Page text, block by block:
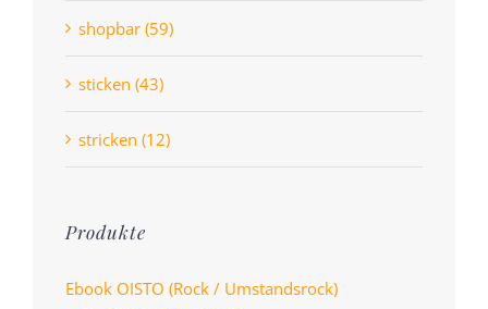
shopbar (59)
sticken (43)
stricken (12)
Produkte
Ebook OISTO (Rock / Umstandsrock)